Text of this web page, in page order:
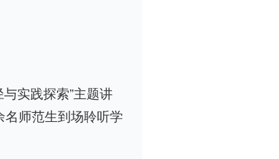
实践探索”主题讲
师范生到场聆听学